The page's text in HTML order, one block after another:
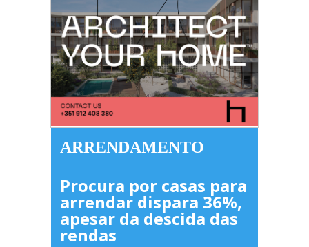
ARRENDAMENTO
Procura por casas para
arrendar dispara 36%,
apesar da descida das
rendas